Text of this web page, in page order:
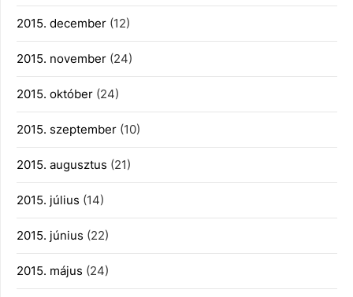
2015. december (12)
2015. november (24)
2015. október (24)
2015. szeptember (10)
2015. augusztus (21)
2015. július (14)
2015. június (22)
2015. május (24)